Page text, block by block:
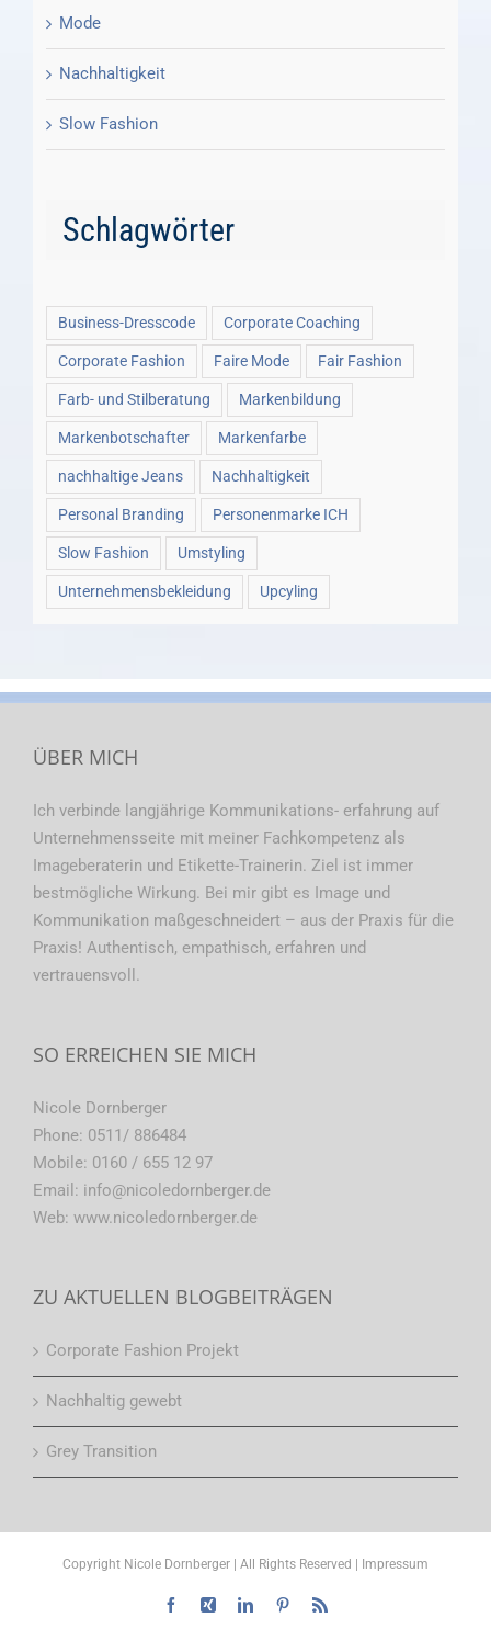
Mode
Nachhaltigkeit
Slow Fashion
Schlagwörter
Business-Dresscode Corporate Coaching
Corporate Fashion Faire Mode Fair Fashion
Farb- und Stilberatung Markenbildung
Markenbotschafter Markenfarbe
nachhaltige Jeans Nachhaltigkeit
Personal Branding Personenmarke ICH
Slow Fashion Umstyling
Unternehmensbekleidung Upcyling
ÜBER MICH
Ich verbinde langjährige Kommunikations- erfahrung auf
Unternehmensseite mit meiner Fachkompetenz als
Imageberaterin und Etikette-Trainerin. Ziel ist immer
bestmögliche Wirkung. Bei mir gibt es Image und
Kommunikation maßgeschneidert – aus der Praxis für die
Praxis! Authentisch, empathisch, erfahren und
vertrauensvoll.
SO ERREICHEN SIE MICH
Nicole Dornberger
Phone: 0511/ 886484
Mobile: 0160 / 655 12 97
Email: info@nicoledornberger.de
Web: www.nicoledornberger.de
ZU AKTUELLEN BLOGBEITRÄGEN
Corporate Fashion Projekt
Nachhaltig gewebt
Grey Transition
Copyright Nicole Dornberger | All Rights Reserved | Impressum
FacebookXing LinkedInPinterest